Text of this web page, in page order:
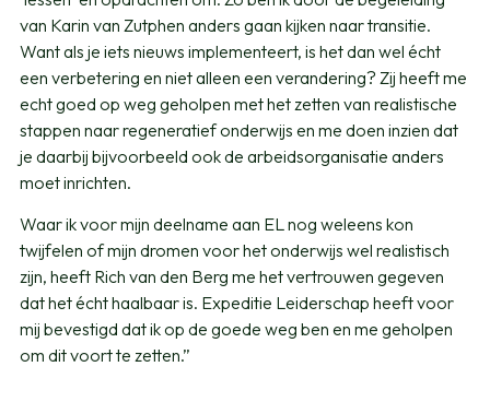
van Karin van Zutphen anders gaan kijken naar transitie.
Want als je iets nieuws implementeert, is het dan wel écht
een verbetering en niet alleen een verandering? Zij heeft me
echt goed op weg geholpen met het zetten van realistische
stappen naar regeneratief onderwijs en me doen inzien dat
je daarbij bijvoorbeeld ook de arbeidsorganisatie anders
moet inrichten.
Waar ik voor mijn deelname aan EL nog weleens kon
twijfelen of mijn dromen voor het onderwijs wel realistisch
zijn, heeft Rich van den Berg me het vertrouwen gegeven
dat het écht haalbaar is. Expeditie Leiderschap heeft voor
mij bevestigd dat ik op de goede weg ben en me geholpen
om dit voort te zetten.”